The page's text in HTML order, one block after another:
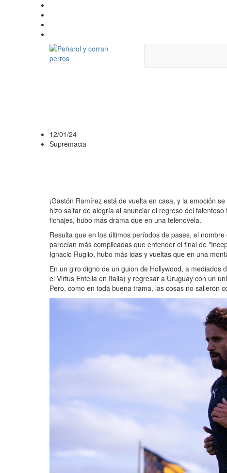
12/01/24
Supremacia
¡Gastón Ramírez está de vuelta en casa, y la emoción
hizo saltar de alegría al anunciar el regreso del
fichajes, hubo más drama que en una telenovela.
Resulta que en los últimos períodos de pases, el
parecían más complicadas que entender el final de
Ignacio Ruglio, hubo más idas y vueltas que en una
En un giro digno de un guion de Hollywood, a
el Virtus Entella en Italia) y regresar a Uruguay con un
Pero, como en toda buena trama, las cosas no salieron